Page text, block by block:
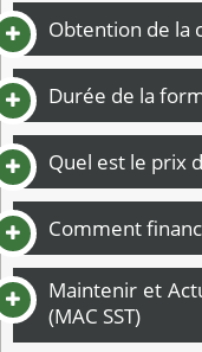
Obtention de la
Durée de la
Quel est le prix
Comment
Maintenir et
(MAC SST)